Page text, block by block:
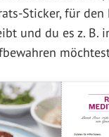
Sticker, für den
und du es z. B.